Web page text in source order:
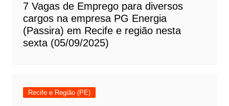
7 Vagas de Emprego para diversos
cargos na empresa PG Energia
(Passira) em Recife e região nesta
sexta (05/09/2025)
Recife e Região (PE)